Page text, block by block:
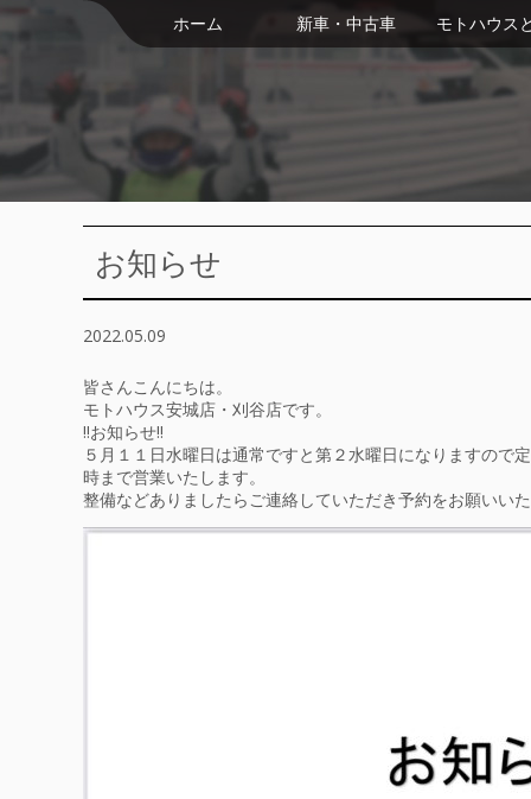
ホーム 新車・中古車 モトハウス
お知らせ
2022.05.09
皆さんこんにちは。
モトハウス安城店・刈谷店です。
‼️お知らせ‼️
５月１１日水曜日は通常ですと第２水曜日になり
時まで営業いたします。
整備などありましたらご連絡していただき予約をお願いい